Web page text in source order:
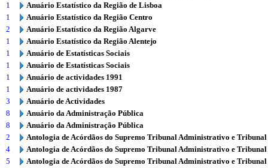
1
Anuário Estatístico da Região de Lisboa
1
Anuário Estatístico da Região Centro
2
Anuário Estatístico da Região Algarve
1
Anuário Estatístico da Região Alentejo
1
Anuário de Estatísticas Sociais
1
Anuário de Estatísticas Sociais
1
Anuário de actividades 1991
1
Anuário de actividades 1987
3
Anuário de Actividades
8
Anuário da Administração Pública
8
Anuário da Administração Pública
2
Antologia de Acórdãos do Supremo Tribunal Administrativo e
4
Antologia de Acórdãos do Supremo Tribunal Administrativo e
5
Antologia de Acórdãos do Supremo Tribunal Administrativo e